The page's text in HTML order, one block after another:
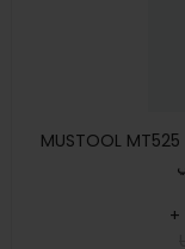
MUSTOOL MT525 جهاز قياس الإشعاع الكهرومغناطيسي - مجال